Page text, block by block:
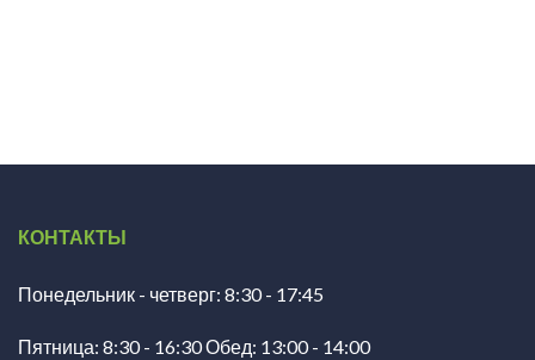
КОНТАКТЫ
Понедельник - четверг: 8:30 - 17:45
Пятница: 8:30 - 16:30 Обед: 13:00 - 14:00